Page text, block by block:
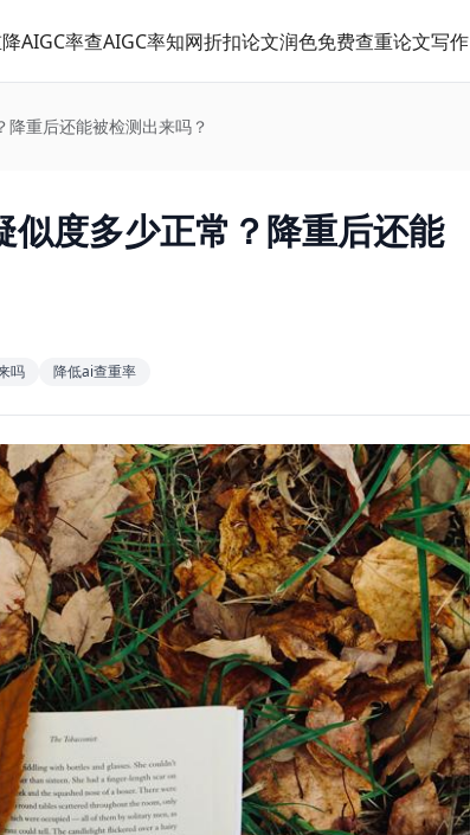
降AIGC率查AIGC率知网折扣论文润色免费查重论文写作
重后还能被检测出来吗？
度多少正常？降重后还能
吗 降低ai查重率